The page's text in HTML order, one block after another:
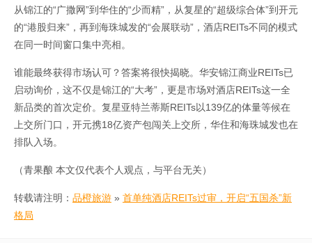
从锦江的“广撒网”到华住的“少而精”，从复星的“超级综合体”到开元
的“港股归来”，再到海珠城发的“会展联动”，酒店REITs不同的模式
在同一时间窗口集中亮相。
谁能最终获得市场认可？答案将很快揭晓。华安锦江商业REITs已
启动询价，这不仅是锦江的“大考”，更是市场对酒店REITs这一全
新品类的首次定价。复星亚特兰蒂斯REITs以139亿的体量等候在
上交所门口，开元携18亿资产包闯关上交所，华住和海珠城发也在
排队入场。
（青果酿 本文仅代表个人观点，与平台无关）
转载请注明： 品橙旅游 » 首单纯酒店REITs过审，开启“五国杀”新
格局